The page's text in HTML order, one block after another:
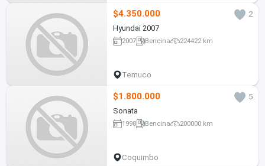
$4.350.000
2
Hyundai 2007
2007 Bencina 224422 km
Temuco
$1.800.000
5
Sonata
1998 Bencina 200000 km
Coquimbo